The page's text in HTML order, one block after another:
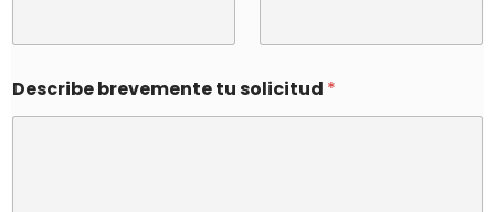
Describe brevemente tu solicitud *